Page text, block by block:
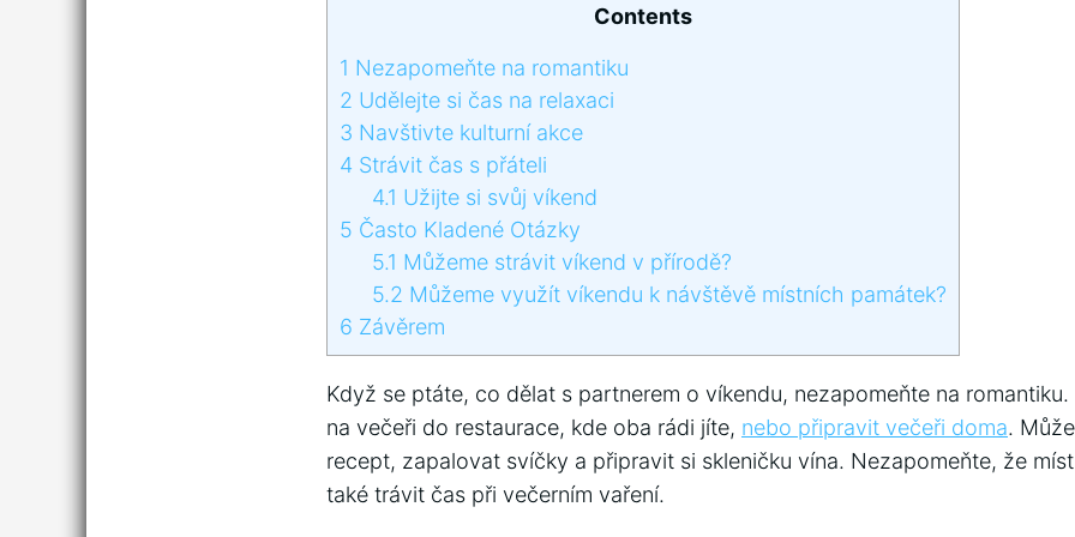
Contents
1 Nezapomeňte na romantiku
2 Udělejte si čas na relaxaci
3 Navštivte kulturní akce
4 Strávit čas s přáteli
4.1 Užijte si svůj víkend
5 Často Kladené Otázky
5.1 Můžeme strávit víkend v přírodě?
5.2 Můžeme využít víkendu k návštěvě místních památek?
6 Závěrem
Když se ptáte, co dělat s partnerem o víkendu, nezapomeňte na
na večeři do restaurace, kde oba rádi jíte, nebo připravit večeři doma.
recept, zapalovat svíčky a připravit si skleničku vína. Nezapomeňte, že
také trávit čas při večerním vaření.